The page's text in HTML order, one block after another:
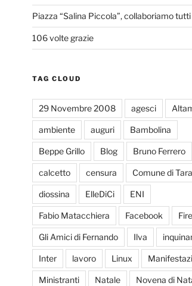
Piazza “Salina Piccola”, collaboriamo tutti
106 volte grazie
TAG CLOUD
29 Novembre 2008 agesci
ambiente auguri Bambolina
Beppe Grillo Blog Bruno Ferrero
calcetto censura Comune di
diossina ElleDiCi ENI
Fabio Matacchiera Facebook
Gli Amici di Fernando Ilva
Inter lavoro Linux
Ministranti Natale Novena di